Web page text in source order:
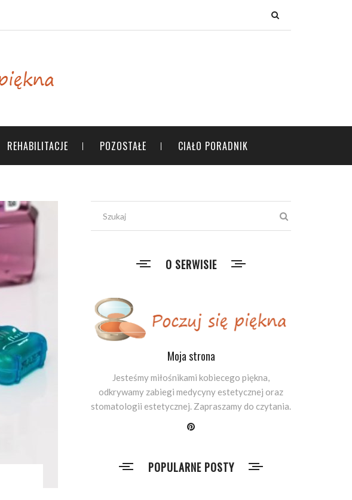
×
REHABILITACJE POZOSTAŁE CIAŁO PORADNIK
O SERWISIE
Moja strona
Jesteśmy miłośnikami kobiecego piękna,
odkrywamy zabiegi medycyny estetycznej oraz
stomatologii estetycznej. Zapraszamy do czytania.
POPULARNE POSTY